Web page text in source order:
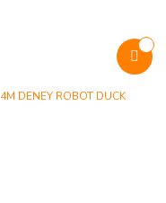
4M DENEY ROBOT DUCK